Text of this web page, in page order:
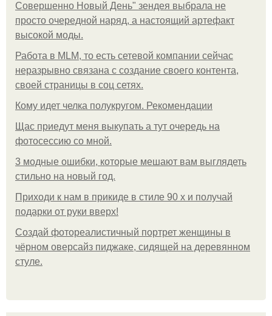
Совершенно Новый День" зендея выбрала не
просто очередной наряд, а настоящий артефакт
высокой моды.
Работа в MLM, то есть сетевой компании сейчас
неразрывно связана с создание своего контента,
своей страницы в соц сетях.
Кому идет челка полукругом. Рекомендации
Щас приедут меня выкупать а тут очередь на
фотосессию со мной.
3 модные ошибки, которые мешают вам выглядеть
стильно на новый год.
Приходи к нам в прикиде в стиле 90 х и получай
подарки от руки вверх!
Создай фотореалистичный портрет женщины в
чёрном оверсайз пиджаке, сидящей на деревянном
стуле.